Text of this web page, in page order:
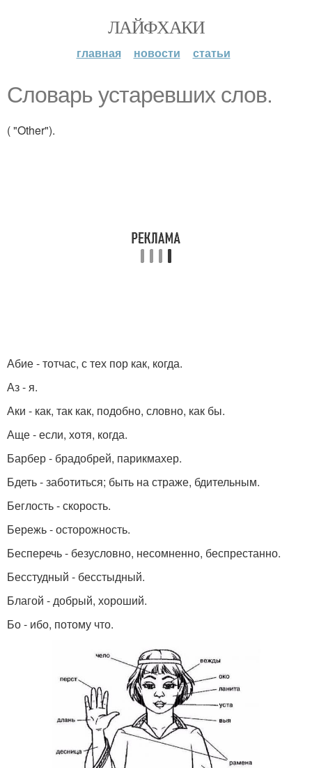
ЛАЙФХАКИ
главная новости статьи
Словарь устаревших слов.
( "Other").
Абие - тотчас, с тех пор как, когда.
Аз - я.
Аки - как, так как, подобно, словно, как бы.
Аще - если, хотя, когда.
Барбер - брадобрей, парикмахер.
Бдеть - заботиться; быть на страже, бдительным.
Беглость - скорость.
Бережь - осторожность.
Бесперечь - безусловно, несомненно, беспрестанно.
Бесстудный - бесстыдный.
Благой - добрый, хороший.
Бо - ибо, потому что.